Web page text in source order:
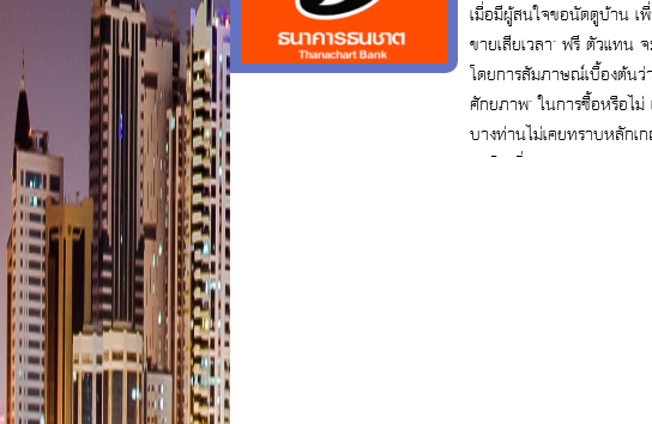
เมื่อมีผู้สนใจขอนัดดูบ้าน เ
ขายเสียเวลา" ฟรี ตัวแทน
โดยการสัมภาษณ์เบื้องต้น
ศักยภาพ" ในการซื้อหรือไม่
บางท่านไม่เคยทราบหลักเ
ขอสินเชื่อเลย